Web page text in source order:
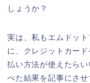
しょうか？
実は、私もエムドッ
に、クレジットカー
払い方法が使えたら
べた結果を記事にさせ